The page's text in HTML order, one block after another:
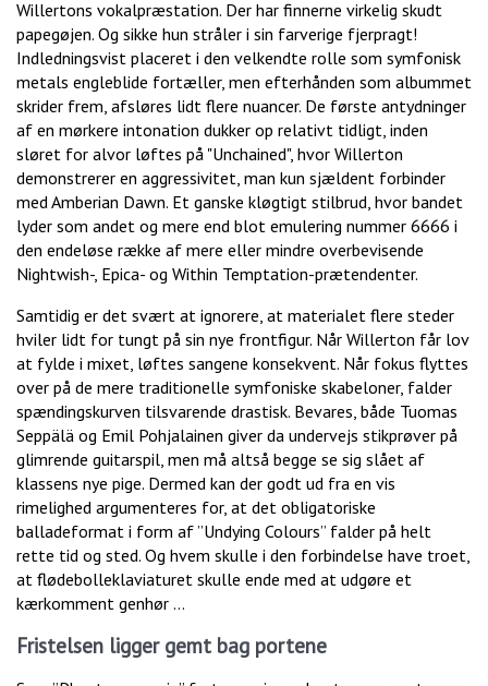
Willertons vokalpræstation. Der har finnerne virkelig skudt
papegøjen. Og sikke hun stråler i sin farverige fjerpragt!
Indledningsvist placeret i den velkendte rolle som symfonisk
metals engleblide fortæller, men efterhånden som albummet
skrider frem, afsløres lidt flere nuancer. De første antydninger
af en mørkere intonation dukker op relativt tidligt, inden
sløret for alvor løftes på "Unchained", hvor Willerton
demonstrerer en aggressivitet, man kun sjældent forbinder
med Amberian Dawn. Et ganske kløgtigt stilbrud, hvor bandet
lyder som andet og mere end blot emulering nummer 6666 i
den endeløse række af mere eller mindre overbevisende
Nightwish-, Epica- og Within Temptation-prætendenter.
Samtidig er det svært at ignorere, at materialet flere steder
hviler lidt for tungt på sin nye frontfigur. Når Willerton får lov
at fylde i mixet, løftes sangene konsekvent. Når fokus flyttes
over på de mere traditionelle symfoniske skabeloner, falder
spændingskurven tilsvarende drastisk. Bevares, både Tuomas
Seppälä og Emil Pohjalainen giver da undervejs stikprøver på
glimrende guitarspil, men må altså begge se sig slået af
klassens nye pige. Dermed kan der godt ud fra en vis
rimelighed argumenteres for, at det obligatoriske
balladeformat i form af ”Undying Colours” falder på helt
rette tid og sted. Og hvem skulle i den forbindelse have troet,
at flødebolleklaviaturet skulle ende med at udgøre et
kærkomment genhør …
Fristelsen ligger gemt bag portene